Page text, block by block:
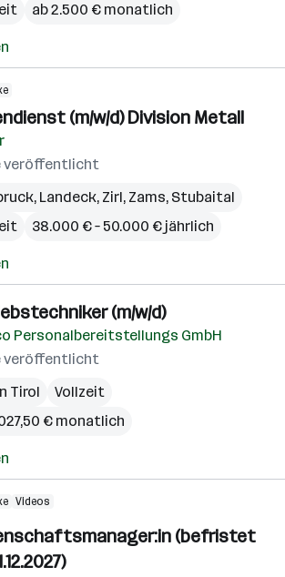
ab 2.500 € monatlich
(m/w/d) Division Metall
veröffentlicht
, Landeck, Zirl, Zams, Stubaital
38.000 € – 50.000 € jährlich
(m/w/d)
Personalbereitstellungs GmbH
veröffentlicht
Tirol
Vollzeit
€ monatlich
Videos
(befristet